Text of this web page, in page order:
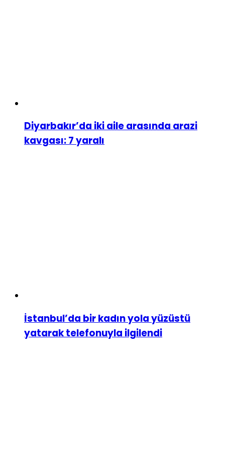
Diyarbakır’da iki aile arasında arazi
kavgası: 7 yaralı
İstanbul’da bir kadın yola yüzüstü
yatarak telefonuyla ilgilendi